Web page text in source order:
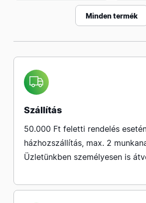
Minden termék
Szállítás
50.000 Ft feletti rendelés
házhozszállítás, max. 2
Üzletünkben személyesen is